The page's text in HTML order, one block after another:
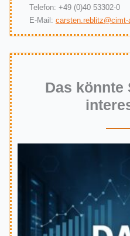
Telefon: +49 (0)40 53302-0
E-Mail: carsten.reblitz@cimt-
Das könnte